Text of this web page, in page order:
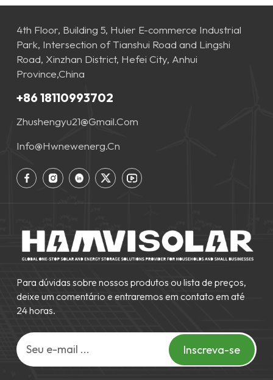
4th Floor, Building 5, Huier E-commerce Industrial
Park, Intersection of Tianshui Road and Lingshi
Road, Xinzhan District, Hefei City, Anhui
Province,China
+86 18110993702
Zhushengyu21@gmail.com
Info@hwnewenerg.cn
Para dúvidas sobre nossos produtos ou lista de preços,
deixe um comentário e entraremos em contato em até
24 horas.
Inscreva-se